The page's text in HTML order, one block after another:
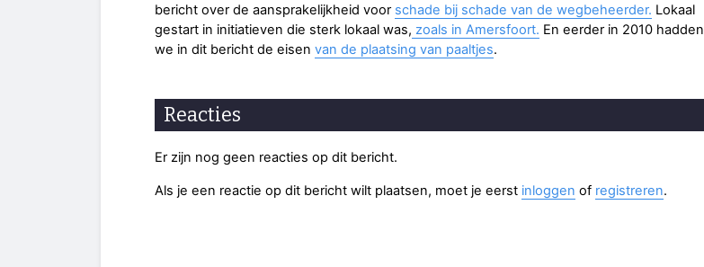
bericht over de aansprakelijkheid voor schade bij schade van de wegbeheerder. Lokaal
gestart in initiatieven die sterk lokaal was, zoals in Amersfoort. En eerder in 2010 hadden
we in dit bericht de eisen van de plaatsing van paaltjes.
Reacties
Er zijn nog geen reacties op dit bericht.
Als je een reactie op dit bericht wilt plaatsen, moet je eerst inloggen of registreren.